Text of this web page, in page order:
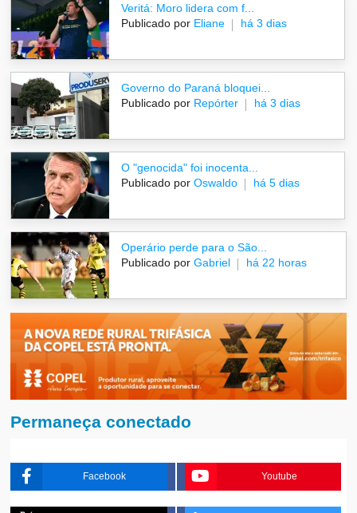
Veritá: Moro lidera com f...
Publicado por Eliane há 3 dias
Governo do Paraná bloquei...
Publicado por Repórter há 3 dias
O "genocida" foi inocenta...
Publicado por Oswaldo há 5 dias
Operário perde para o São...
Publicado por Gabriel há 22 horas
Permaneça conectado
Facebook Youtube